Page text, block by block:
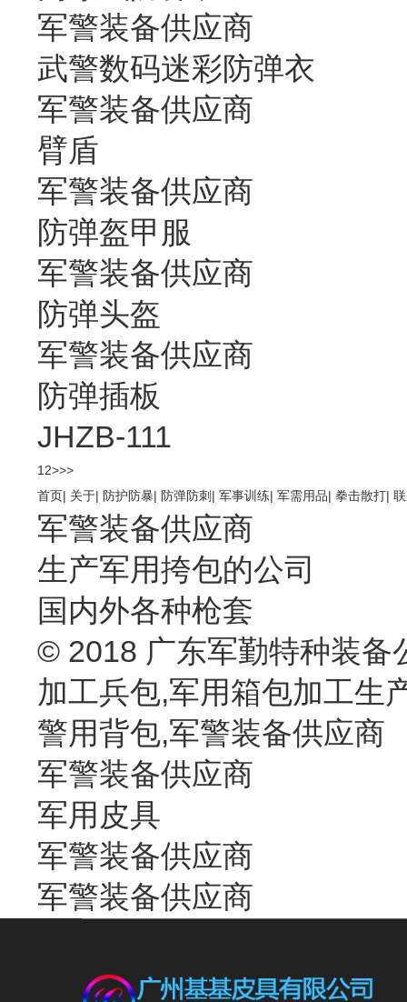
军警装备供应商
武警数码迷彩防弹衣
军警装备供应商
臂盾
军警装备供应商
防弹盔甲服
军警装备供应商
防弹头盔
军警装备供应商
防弹插板
JHZB-111
1 2>>>
首页| 关于| 防护防暴| 防弹防刺 | 军事训练| 军需用品| 拳击散打|
军警装备供应商
生产军用挎包的公司
国内外各种枪套
© 2018 广东军勤特种装备
加工兵包,军用箱包加工生
警用背包,军警装备供应商
军警装备供应商
军用皮具
军警装备供应商
军警装备供应商